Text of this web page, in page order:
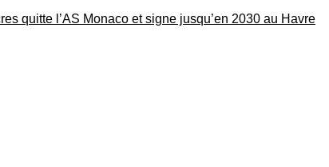
quitte l’AS Monaco et signe jusqu’en 2030 au Havre